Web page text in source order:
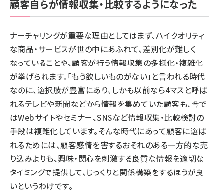
顧客自らが情報収集・比較するようになった
ナーチャリングが重要な理由としてはまず、ハイクオリティ
な商品・サービスが世の中にあふれて、差別化が難しく
なっていることや、顧客が行う情報収集の多様化・複雑化
が挙げられます。「もう欲しいものがない」と言われる時代
なのに、選択肢が豊富にあり、しかも以前なら4マスと呼ば
れるテレビや新聞などから情報を集めていた顧客も、今で
はWebサイトやセミナー、SNSなど情報収集・比較検討の
手段は複雑化しています。そんな時代にあって顧客に選ば
れるためには、顧客感情を害するおそれのある一方的な売
り込みよりも、興味・関心を刺激する良質な情報を適切な
タイミングで提供して、じっくりと関係構築をするほうが良
いというわけです。